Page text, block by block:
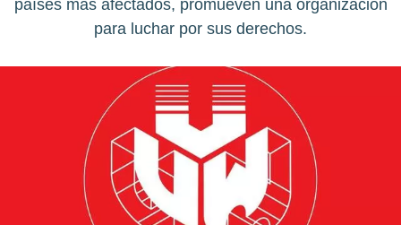
países más afectados, promueven una organización
para luchar por sus derechos.